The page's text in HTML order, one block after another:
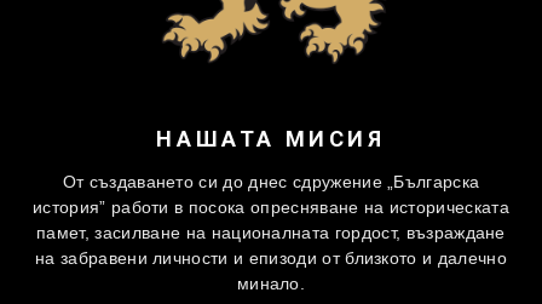
НАШАТА МИСИЯ
От създаването си до днес сдружение „Българска
история” работи в посока опресняване на историческата
памет, засилване на националната гордост, възраждане
на забравени личности и епизоди от близкото и далечно
минало.